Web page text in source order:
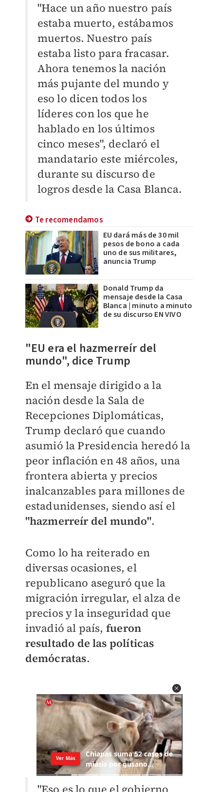
"Hace un año nuestro país
estaba muerto, estábamos
muertos. Nuestro país
estaba listo para fracasar.
Ahora tenemos la nación
más pujante del mundo y
eso lo dicen todos los
líderes con los que he
hablado en los últimos
cinco meses", declaró el
mandatario este miércoles,
durante su discurso de
logros desde la Casa Blanca.
Te recomendamos
EU dará más de 30 mil
pesos de bono a cada
uno de sus militares,
anuncia Trump
Donald Trump da
mensaje desde la Casa
Blanca | minuto a minuto
de su discurso EN VIVO
"EU era el hazmerreír del
mundo", dice Trump
En el mensaje dirigido a la
nación desde la Sala de
Recepciones Diplomáticas,
Trump declaró que cuando
asumió la Presidencia heredó la
peor inflación en 48 años, una
frontera abierta y precios
inalcanzables para millones de
estadunidenses, siendo así el
"hazmerreír del mundo".
Como lo ha reiterado en
diversas ocasiones, el
republicano aseguró que la
migración irregular, el alza de
precios y la inseguridad que
invadió al país, fueron
resultado de las políticas
demócratas.